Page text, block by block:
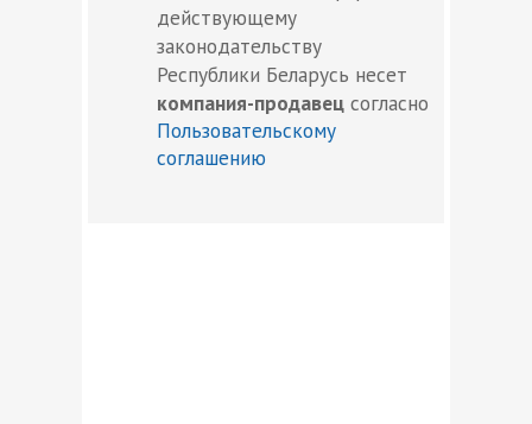
действующему
законодательству
Республики Беларусь несет
компания-продавец согласно
Пользовательскому
соглашению